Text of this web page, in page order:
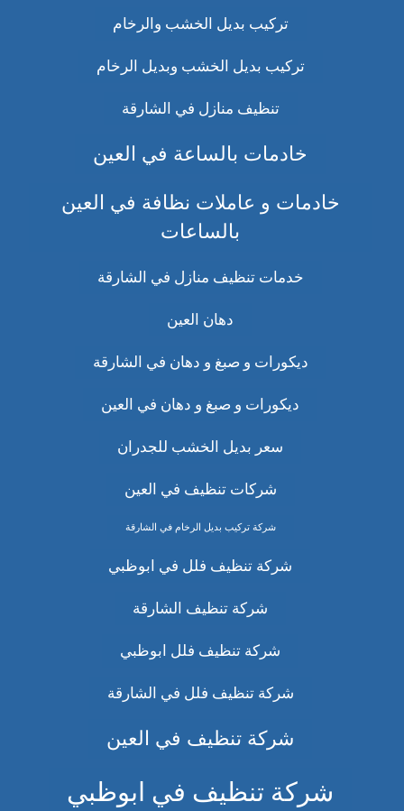
تركيب بديل الخشب والرخام
تركيب بديل الخشب وبديل الرخام
تنظيف منازل في الشارقة
خادمات بالساعة في العين
خادمات و عاملات نظافة في العين
بالساعات
خدمات تنظيف منازل في الشارقة
دهان العين
ديكورات و صبغ و دهان في الشارقة
ديكورات و صبغ و دهان في العين
سعر بديل الخشب للجدران
شركات تنظيف في العين
شركة تركيب بديل الرخام في الشارقة
شركة تنظيف فلل في ابوظبي
شركة تنظيف الشارقة
شركة تنظيف فلل ابوظبي
شركة تنظيف فلل في الشارقة
شركة تنظيف في العين
شركة تنظيف في ابوظبي